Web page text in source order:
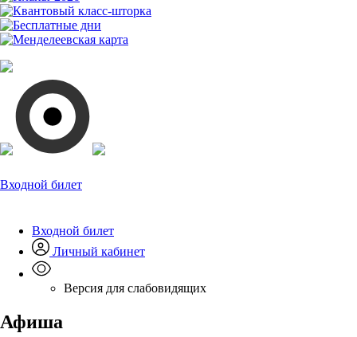
Входной билет
Входной билет
Личный кабинет
Версия для слабовидящих
Афиша